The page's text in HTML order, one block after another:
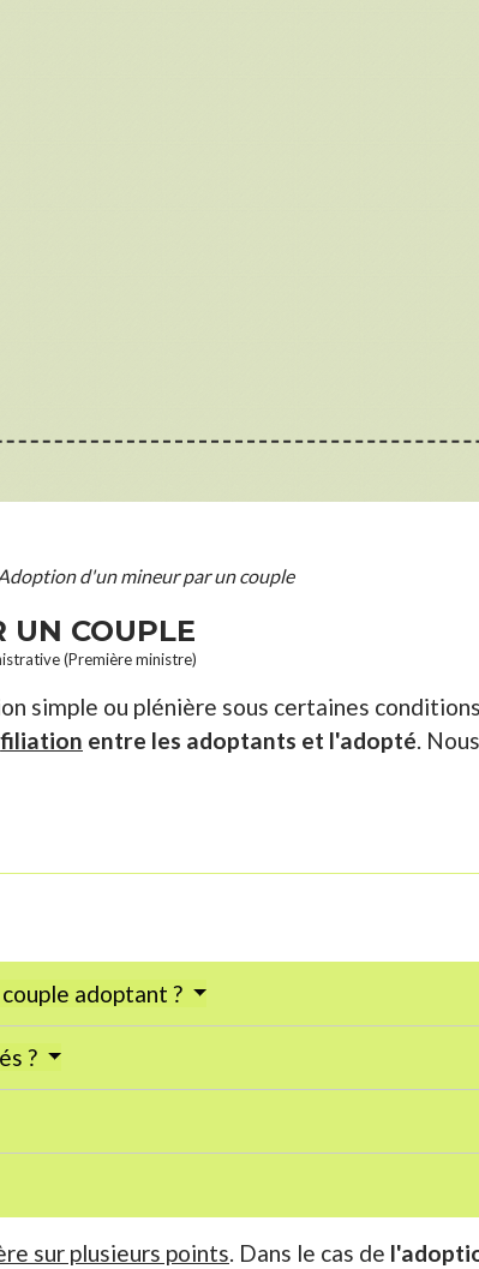
d'un mineur par un couple
UN COUPLE
(Première ministre)
simple ou plénière sous certaines
filiation entre les adoptants et l'adopté.
adoptant ?
?
sur plusieurs points. Dans le cas de